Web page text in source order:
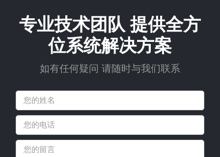
专业技术团队 提供全方
位系统解决方案
如有任何疑问 请随时与我们联系